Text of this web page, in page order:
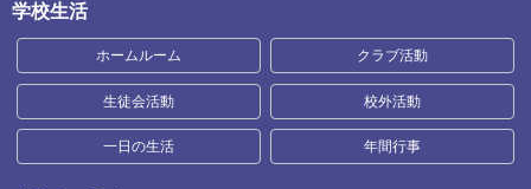
学校生活
ホームルーム クラブ活動
生徒会活動 校外活動
一日の生活 年間行事